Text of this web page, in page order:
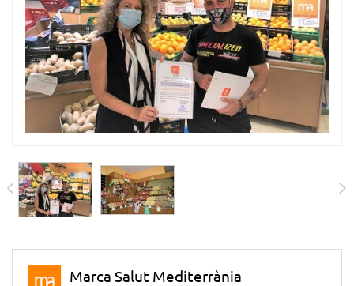
Marca Salut Mediterrània